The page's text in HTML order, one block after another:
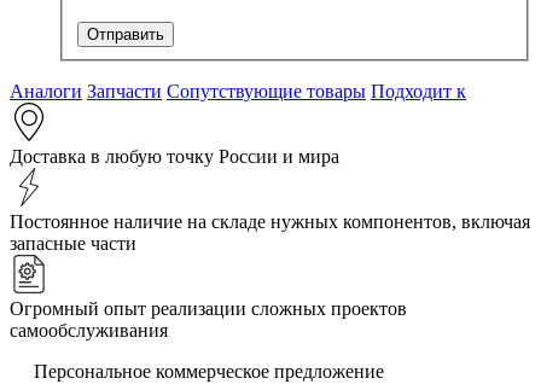
Аналоги Запчасти Сопутствующие товары Подходит к
Доставка в любую точку России и мира
Постоянное наличие на складе нужных компонентов, включая
запасные части
Огромный опыт реализации сложных проектов
самообслуживания
Персональное коммерческое предложение